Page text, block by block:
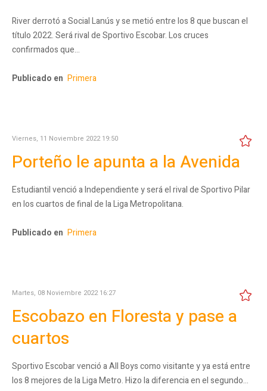
River derrotó a Social Lanús y se metió entre los 8 que buscan el
título 2022. Será rival de Sportivo Escobar. Los cruces
confirmados que…
Publicado en Primera
Viernes, 11 Noviembre 2022 19:50
Porteño le apunta a la Avenida
Estudiantil venció a Independiente y será el rival de Sportivo Pilar
en los cuartos de final de la Liga Metropolitana.
Publicado en Primera
Martes, 08 Noviembre 2022 16:27
Escobazo en Floresta y pase a
cuartos
Sportivo Escobar venció a All Boys como visitante y ya está entre
los 8 mejores de la Liga Metro. Hizo la diferencia en el segundo…